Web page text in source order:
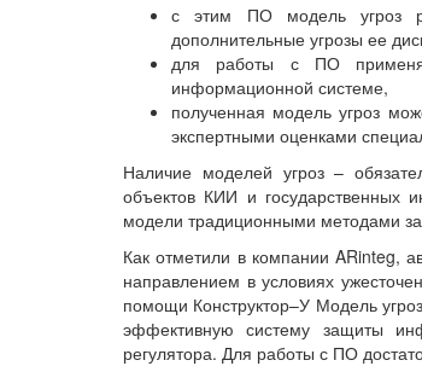
с этим ПО модель угроз
дополнительные угрозы ее
для работы с ПО
информационной системе,
полученная модель угроз
экспертными оценками
Наличие моделей угроз –
объектов КИИ и государственных
модели традиционными методами
Как отметили в компании ARinteg,
направлением в условиях
помощи Конструктор–У Модель
эффективную систему защиты
регулятора. Для работы с ПО